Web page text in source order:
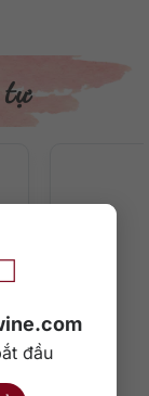
đầu
đá viên, pha
được lòng
tự